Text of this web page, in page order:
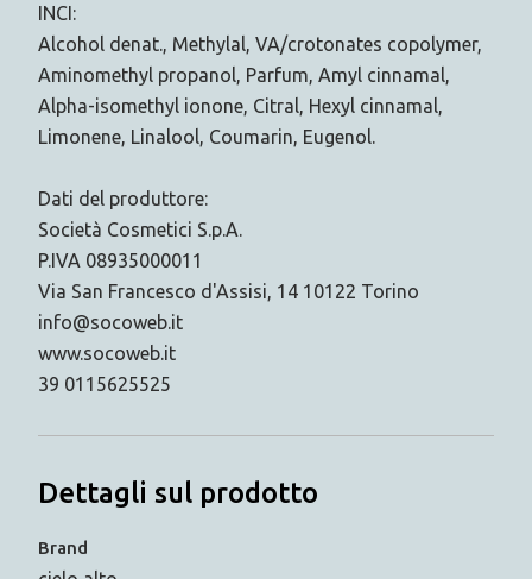
INCI:
Alcohol denat., Methylal, VA/crotonates copolymer,
Aminomethyl propanol, Parfum, Amyl cinnamal,
Alpha-isomethyl ionone, Citral, Hexyl cinnamal,
Limonene, Linalool, Coumarin, Eugenol.
Dati del produttore:
Società Cosmetici S.p.A.
P.IVA 08935000011
Via San Francesco d'Assisi, 14 10122 Torino
info@socoweb.it
www.socoweb.it
39 0115625525
Dettagli sul prodotto
Brand